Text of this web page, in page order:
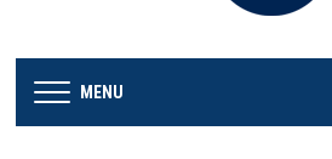
MENU